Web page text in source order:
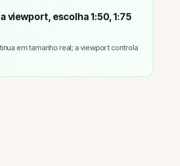
viewport, escolha 1:50, 1:75
em tamanho real; a viewport controla